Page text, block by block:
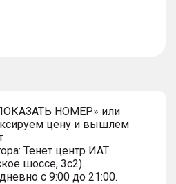
НОМЕР» или
цену и вышлем
Тенет центр ИАТ
шоссе, 3с2).
с 9:00 до 21:00.